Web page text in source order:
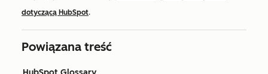
dotyczącą HubSpot.
Powiązana treść